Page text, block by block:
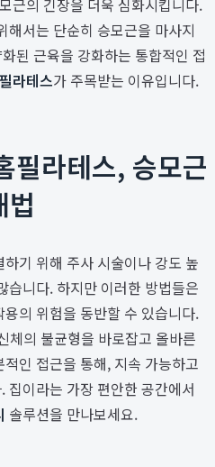
해서는 단순히 승모근을 마사지
된 근육을 강화하는 통합적인 접
라테스가 주목받는 이유입니다.
라테스, 승모근
기 위해 주사 시술이나 강도 높
습니다. 하지만 이러한 방법들은
의 위험을 동반할 수 있습니다.
체의 불균형을 바로잡고 올바른
인 접근을 통해, 지속 가능하고
집이라는 가장 편안한 공간에서
솔루션을 만나보세요.